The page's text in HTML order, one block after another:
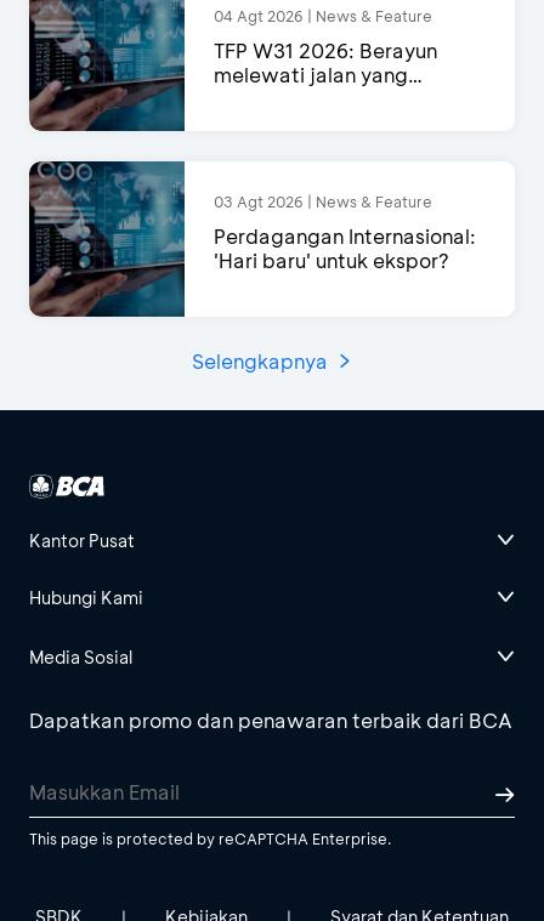
04 Agt 2026 | News & Feature
TFP W31 2026: Berayun
melewati jalan yang
03 Agt 2026 | News & Feature
Perdagangan Internasional:
'Hari baru' untuk ekspor?
Selengkapnya
Kantor Pusat
Hubungi Kami
Media Sosial
Dapatkan promo dan penawaran terbaik dari BCA
This page is protected by reCAPTCHA Enterprise.